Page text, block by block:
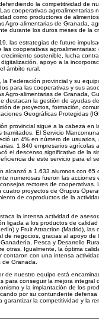
la competitividad de
cooperativas agroalimentarias
como productores de
Agro-alimentarias de Granada,
durante los duros meses de la
las estrategias de futuro
las cooperativas
sostenible, lucha
apoyo a la
ámbito rural.
la Federación provincial y su
para las cooperativas y sus
Agro-alimentarias de Granada,
destacan la gestión de ayudas
de proyectos, formación,
Geográficas Protegidas
provincial sigue a la cabeza en
tramitados. El Servicio
un 4% en número de
1.840 empresarios agrícolas
el descenso significativo de la
de este servicio para el
alcanzó a 1.633 alumnos con 65
numerosas fueron las
rectores de
cuatro proyectos de Grupos
de coproductos de la
la intensa actividad de
ligada a los productos de
y Fruit Attraction (Madrid),
de negocios, gracias al apoyo
Pesca y Desarrollo
otras. Igualmente, la óptima
contaron con una intensa
de Granada.
de nuestro equipo está
para conseguir la mejora integral
y la implantación de los
por su contundente
garantizar la competitividad y la